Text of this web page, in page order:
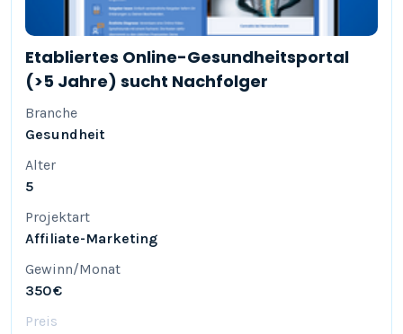
Etabliertes Online-Gesundheitsportal
(>5 Jahre) sucht Nachfolger
Branche
Gesundheit
Alter
5
Projektart
Affiliate-Marketing
Gewinn/Monat
350 €
Preis